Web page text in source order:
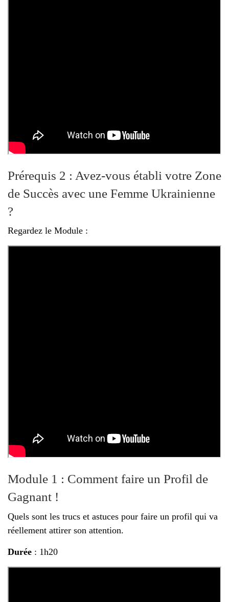
Prérequis 2 : Avez-vous établi votre Zone
de Succès avec une Femme Ukrainienne
?
Regardez le Module :
Module 1 : Comment faire un Profil de
Gagnant !
Quels sont les trucs et astuces pour faire un profil qui va
réellement attirer son attention.
Durée : 1h20